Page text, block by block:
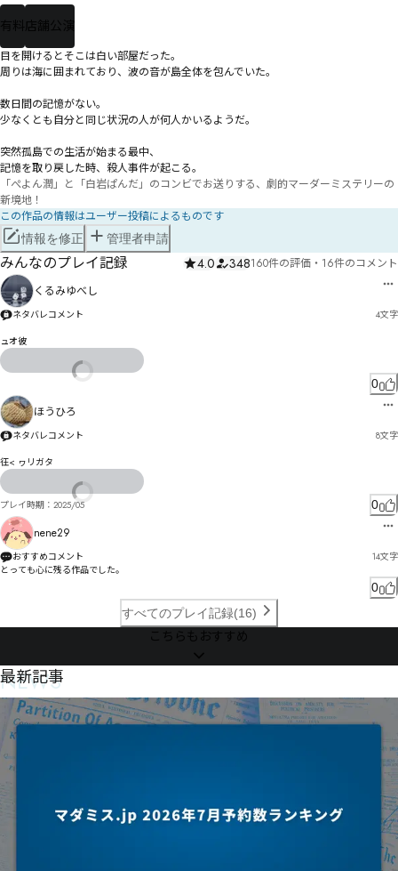
有料 店舗公演
目を開けるとそこは白い部屋だった。
周りは海に囲まれており、波の音が島全体を包んでいた。
数日間の記憶がない。
少なくとも自分と同じ状況の人が何人かいるようだ。
突然孤島での生活が始まる最中、
記憶を取り戻した時、殺人事件が起こる。
「ぺよん潤」と「白岩ぱんだ」のコンビでお送りする、劇的マーダーミステリーの
新境地！
この作品の情報はユーザー投稿によるものです
情報を修正 管理者申請
みんなのプレイ記録 4.0 348160件の評価 ・ 16件のコメント
くるみゆべし
ネタバレコメント 4文字
ュオ彼
0
ほうひろ
ネタバレコメント 8文字
彺< ヮリガタ
プレイ時期： 2025/05 0
nene29
おすすめコメント 14文字
とっても心に残る作品でした。
0
すべてのプレイ記録(16)
こちらもおすすめ
NEWS
最新記事